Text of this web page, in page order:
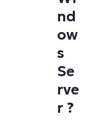
nd
ow
s
Se
rve
r ?